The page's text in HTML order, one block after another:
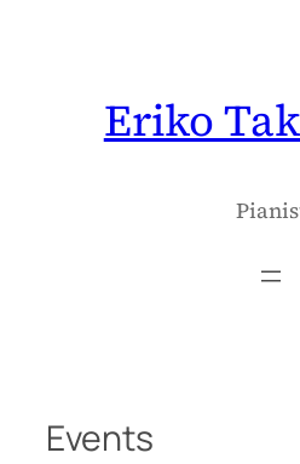
Eriko
Events